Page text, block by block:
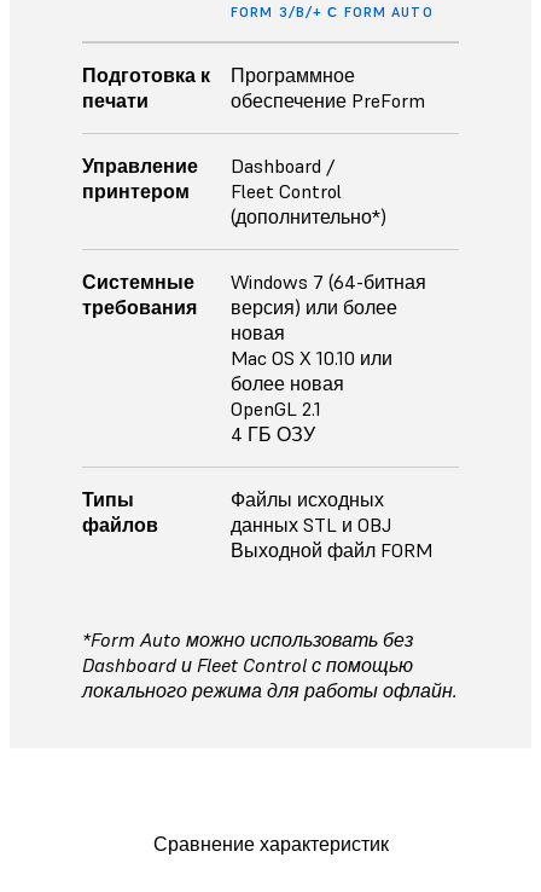
FORM 3/B/+ С FORM AUTO
Подготовка к
печати
Программное
обеспечение PreForm
Управление
принтером
Dashboard /
Fleet Control
(дополнительно*)
Системные
требования
Windows 7 (64-битная
версия) или более
новая
Mac OS X 10.10 или
более новая
OpenGL 2.1
4 ГБ ОЗУ
Типы
файлов
Файлы исходных
данных STL и OBJ
Выходной файл FORM
*Form Auto можно использовать без
Dashboard и Fleet Control с помощью
локального режима для работы офлайн.
Сравнение характеристик